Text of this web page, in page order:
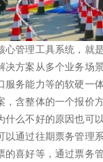
心管理工具系统，就
决方案从多个业务场
服务能力等的软硬一
含整体的一个报价方
什么不好的原因也可
以通过往期票务管理
的喜好等，通过票务